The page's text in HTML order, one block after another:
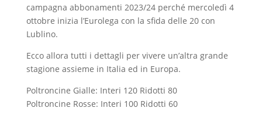
campagna abbonamenti 2023/24 perché mercoledì 4
ottobre inizia l’Eurolega con la sfida delle 20 con
Lublino.
Ecco allora tutti i dettagli per vivere un’altra grande
stagione assieme in Italia ed in Europa.
Poltroncine Gialle: Interi 120 Ridotti 80
Poltroncine Rosse: Interi 100 Ridotti 60